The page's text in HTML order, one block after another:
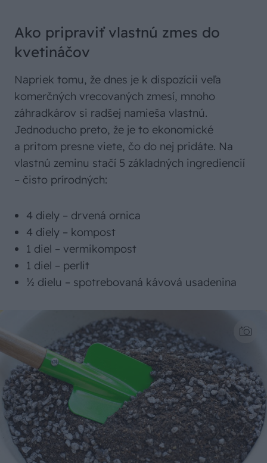
Ako pripraviť vlastnú zmes do
kvetináčov
Napriek tomu, že dnes je k dispozícii veľa
komerčných vrecovaných zmesí, mnoho
záhradkárov si radšej namieša vlastnú.
Jednoducho preto, že je to ekonomické
a pritom presne viete, čo do nej pridáte. Na
vlastnú zeminu stačí 5 základných ingrediencií
– čisto prírodných:
4 diely – drvená ornica
4 diely – kompost
1 diel – vermikompost
1 diel – perlit
½ dielu – spotrebovaná kávová usadenina